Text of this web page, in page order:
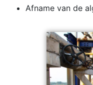
Afname van de